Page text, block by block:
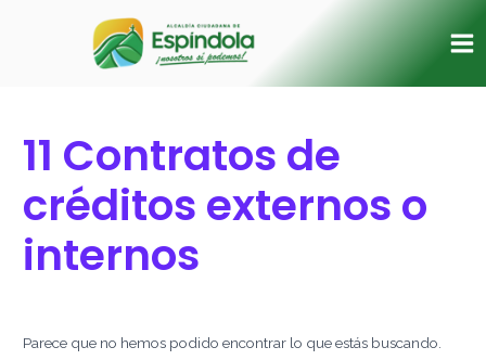
11 Contratos de
créditos externos o
internos
Parece que no hemos podido encontrar lo que estás buscando.